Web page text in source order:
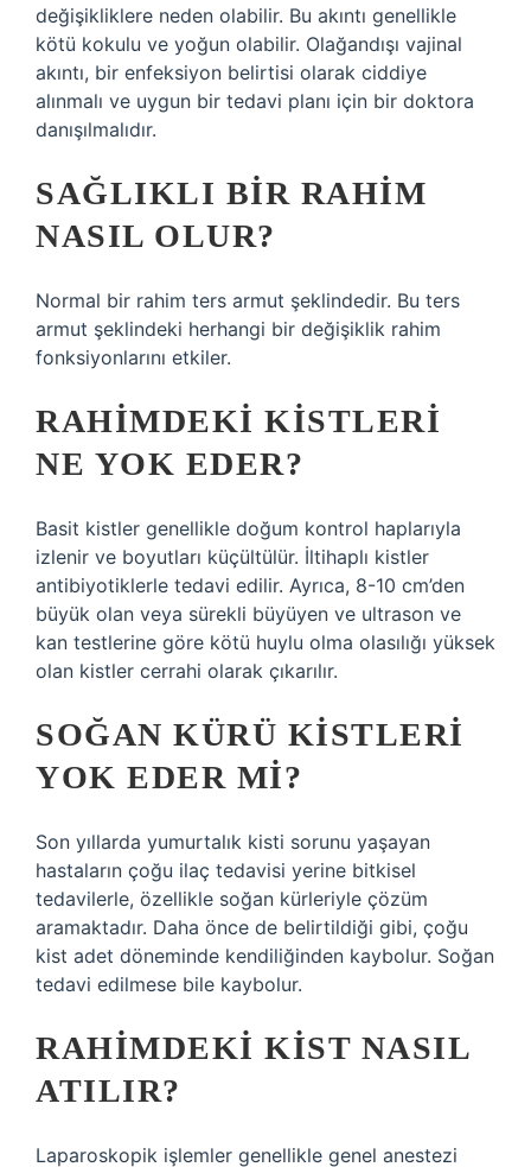
değişikliklere neden olabilir. Bu akıntı genellikle
kötü kokulu ve yoğun olabilir. Olağandışı vajinal
akıntı, bir enfeksiyon belirtisi olarak ciddiye
alınmalı ve uygun bir tedavi planı için bir doktora
danışılmalıdır.
SAĞLIKLI BIR RAHIM
NASIL OLUR?
Normal bir rahim ters armut şeklindedir. Bu ters
armut şeklindeki herhangi bir değişiklik rahim
fonksiyonlarını etkiler.
RAHIMDEKI KISTLERI
NE YOK EDER?
Basit kistler genellikle doğum kontrol haplarıyla
izlenir ve boyutları küçültülür. İltihaplı kistler
antibiyotiklerle tedavi edilir. Ayrıca, 8-10 cm’den
büyük olan veya sürekli büyüyen ve ultrason ve
kan testlerine göre kötü huylu olma olasılığı yüksek
olan kistler cerrahi olarak çıkarılır.
SOĞAN KÜRÜ KISTLERI
YOK EDER MI?
Son yıllarda yumurtalık kisti sorunu yaşayan
hastaların çoğu ilaç tedavisi yerine bitkisel
tedavilerle, özellikle soğan kürleriyle çözüm
aramaktadır. Daha önce de belirtildiği gibi, çoğu
kist adet döneminde kendiliğinden kaybolur. Soğan
tedavi edilmese bile kaybolur.
RAHIMDEKI KIST NASIL
ATILIR?
Laparoskopik işlemler genellikle genel anestezi